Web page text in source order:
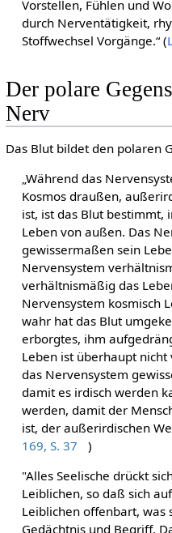
Vorstellen, Fühlen und
durch Nerventätigkeit,
Stoffwechsel Vorgänge.“ (
Der polare
Nerv
Das Blut bildet den polaren
„Während das
Kosmos draußen,
ist, ist das Blut bestimmt,
Leben von außen. Das
gewissermaßen sein
Nervensystem
verhältnismäßig das
Nervensystem kosmisch
wahr hat das Blut
erborgtes, ihm
Leben ist überhaupt
das Nervensystem
damit es irdisch werden
werden, damit der
ist, der außerirdischen
169, S. 37
)
"Alles Seelische drückt
Leiblichen, so daß sich
Leiblichen offenbart, was
Gedächtnis und Begriff.